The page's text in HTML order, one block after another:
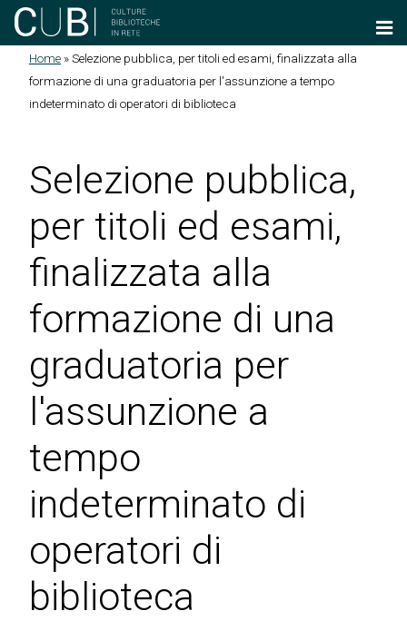
Salta al contenuto principale
Tu sei qui
Home »Selezione pubblica, per titoli ed esami, finalizzata alla
formazione di una graduatoria per l'assunzione a tempo
indeterminato di operatori di biblioteca
Selezione pubblica,
per titoli ed esami,
finalizzata alla
formazione di una
graduatoria per
l'assunzione a
tempo
indeterminato di
operatori di
biblioteca